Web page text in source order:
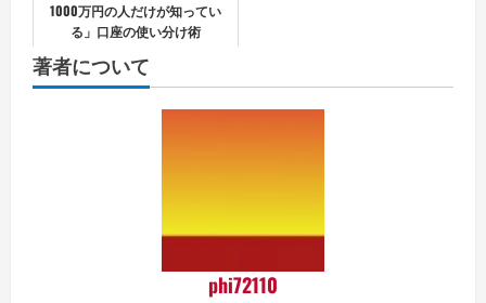
1000万円の人だけが知ってい
る」口座の使い分け術
著者について
phi72110